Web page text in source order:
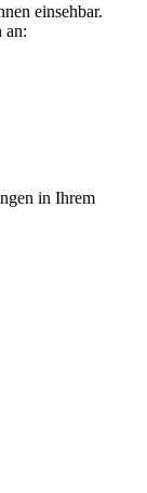
einsehbar.
an:
in Ihrem